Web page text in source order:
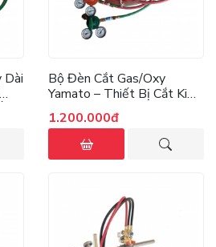
Dài
Bộ Đèn Cắt Gas/Oxy
Yamato – Thiết Bị Cắt Kim
Loại Công Nghiệp
1.200.000đ